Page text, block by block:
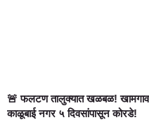
🚨 फलटण तालुक्यात खळबळ! खामगाव
काळूबाई नगर ५ दिवसांपासून कोरडे!